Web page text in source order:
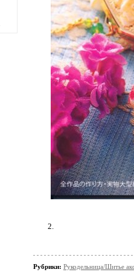
2.
Рубрики: Рукодельница/Шитье